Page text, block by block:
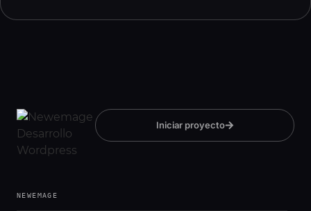
Iniciar proyecto
NEWEMAGE